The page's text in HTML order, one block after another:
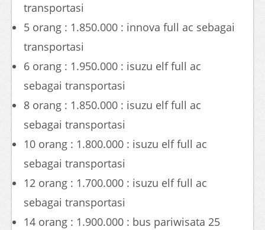
transportasi
5 orang : 1.850.000 : innova full ac sebagai
transportasi
6 orang : 1.950.000 : isuzu elf full ac
sebagai transportasi
8 orang : 1.850.000 : isuzu elf full ac
sebagai transportasi
10 orang : 1.800.000 : isuzu elf full ac
sebagai transportasi
12 orang : 1.700.000 : isuzu elf full ac
sebagai transportasi
14 orang : 1.900.000 : bus pariwisata 25